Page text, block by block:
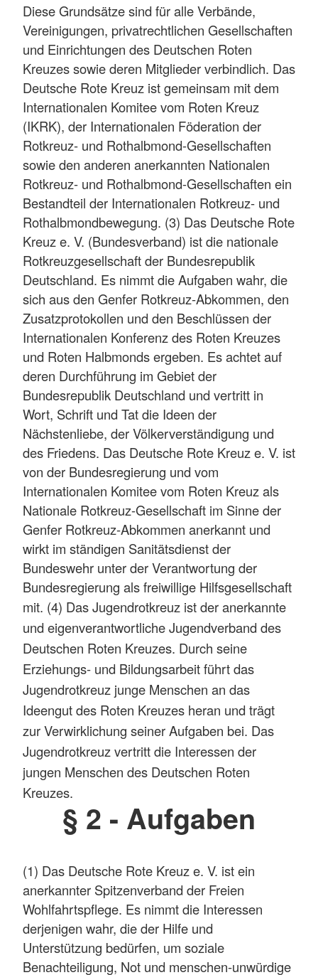
Diese Grundsätze sind für alle Verbände,
Vereinigungen, privatrechtlichen Gesellschaften
und Einrichtungen des Deutschen Roten
Kreuzes sowie deren Mitglieder verbindlich. Das
Deutsche Rote Kreuz ist gemeinsam mit dem
Internationalen Komitee vom Roten Kreuz
(IKRK), der Internationalen Föderation der
Rotkreuz- und Rothalbmond-Gesellschaften
sowie den anderen anerkannten Nationalen
Rotkreuz- und Rothalbmond-Gesellschaften ein
Bestandteil der Internationalen Rotkreuz- und
Rothalbmondbewegung. (3) Das Deutsche Rote
Kreuz e. V. (Bundesverband) ist die nationale
Rotkreuzgesellschaft der Bundesrepublik
Deutschland. Es nimmt die Aufgaben wahr, die
sich aus den Genfer Rotkreuz-Abkommen, den
Zusatzprotokollen und den Beschlüssen der
Internationalen Konferenz des Roten Kreuzes
und Roten Halbmonds ergeben. Es achtet auf
deren Durchführung im Gebiet der
Bundesrepublik Deutschland und vertritt in
Wort, Schrift und Tat die Ideen der
Nächstenliebe, der Völkerverständigung und
des Friedens. Das Deutsche Rote Kreuz e. V. ist
von der Bundesregierung und vom
Internationalen Komitee vom Roten Kreuz als
Nationale Rotkreuz-Gesellschaft im Sinne der
Genfer Rotkreuz-Abkommen anerkannt und
wirkt im ständigen Sanitätsdienst der
Bundeswehr unter der Verantwortung der
Bundesregierung als freiwillige Hilfsgesellschaft
mit. (4) Das Jugendrotkreuz ist der anerkannte
und eigenverantwortliche Jugendverband des
Deutschen Roten Kreuzes. Durch seine
Erziehungs- und Bildungsarbeit führt das
Jugendrotkreuz junge Menschen an das
Ideengut des Roten Kreuzes heran und trägt
zur Verwirklichung seiner Aufgaben bei. Das
Jugendrotkreuz vertritt die Interessen der
jungen Menschen des Deutschen Roten
Kreuzes.
§ 2 - Aufgaben
(1) Das Deutsche Rote Kreuz e. V. ist ein
anerkannter Spitzenverband der Freien
Wohlfahrtspflege. Es nimmt die Interessen
derjenigen wahr, die der Hilfe und
Unterstützung bedürfen, um soziale
Benachteiligung, Not und menschen-unwürdige